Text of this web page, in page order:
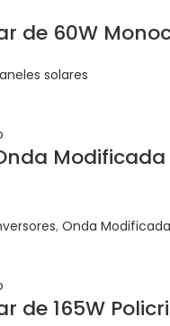
de 60W
solares
Modificada
, Onda Modificada
de 165W